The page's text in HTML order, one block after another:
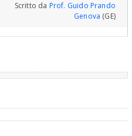
Scritto da Prof. Guido Prando
Genova (GE)